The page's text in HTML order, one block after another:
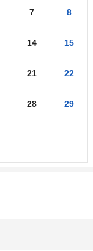
7 8
14 15
21 22
28 29